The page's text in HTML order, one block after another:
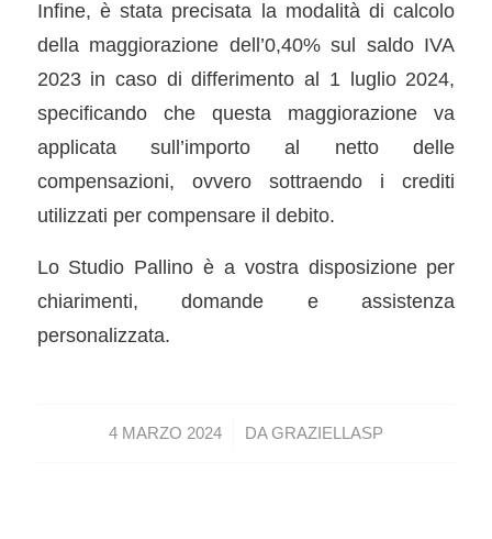
Infine, è stata precisata la modalità di calcolo
della maggiorazione dell’0,40% sul saldo IVA
2023 in caso di differimento al 1 luglio 2024,
specificando che questa maggiorazione va
applicata sull’importo al netto delle
compensazioni, ovvero sottraendo i crediti
utilizzati per compensare il debito.
Lo Studio Pallino è a vostra disposizione per
chiarimenti, domande e assistenza
personalizzata.
4 MARZO 2024
/ DAGRAZIELLASP